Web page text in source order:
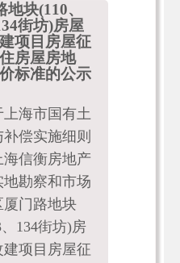
块(110、
街坊)房屋
项目房屋征
房屋房地
标准的公示
海市国有土
偿实施细则
信衡房地产
勘察和市场
门路地块
134街坊)房
项目房屋征